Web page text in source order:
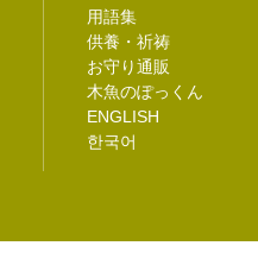
用語集
供養・祈祷
お守り通販
木魚のぽっくん
ENGLISH
한국어